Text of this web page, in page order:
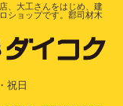
、大工さんをはじめ、建
ショップです。郡司材木
祝日